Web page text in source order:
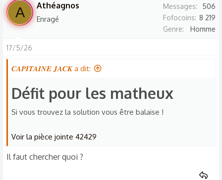
A Athéagnos
Enragé
Messages
506
Fofocoins 8 219
Genre
Homme
17/5/26
𝑪𝑨𝑷𝑰𝑻𝑨𝑰𝑵𝑬 𝑱𝑨𝑪𝑲 a dit:
Défit pour les matheux​
Si vous trouvez la solution vous être balaise !
Voir la pièce jointe 42429
Il faut chercher quoi ?